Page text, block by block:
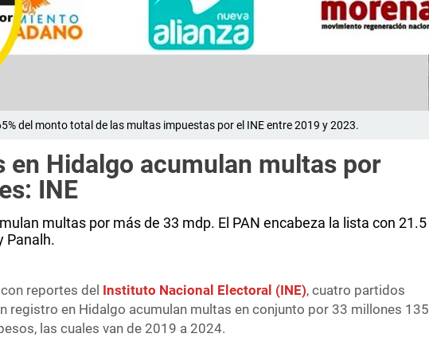
del monto total de las multas impuestas por el INE entre 2019 y 2023.
Hidalgo acumulan multas por
INE
multas por más de 33 mdp. El PAN encabeza la lista con 21.5
Panalh.
reportes del Instituto Nacional Electoral (INE), cuatro partidos
registro en Hidalgo acumulan multas en conjunto por 33 millones 135
las cuales van de 2019 a 2024.